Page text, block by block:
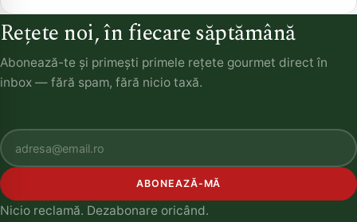
Rețete noi, în fiecare săptămână
Abonează-te și primești primele rețete gourmet direct în
inbox — fără spam, fără nicio taxă.
ABONEAZĂ-MĂ
Nicio reclamă. Dezabonare oricând.